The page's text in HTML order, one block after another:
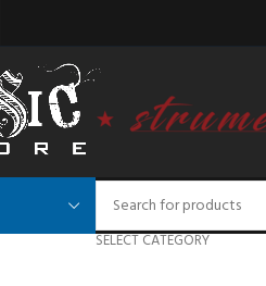
SELECT CATEGORY